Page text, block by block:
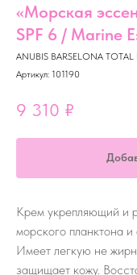
«Морская
SPF 6 / Marine
ANUBIS BARSELONA
Артикул: 101190
9 310 ₽
Крем укрепляющий и
морского планктона и
Имеет легкую не
защищает кожу.